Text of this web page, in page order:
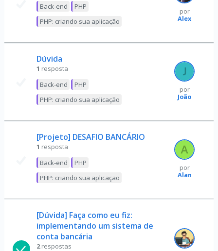
Back-end
PHP
PHP: criando sua aplicação
por
Alex
Dúvida
1 resposta
Back-end
PHP
PHP: criando sua aplicação
por
João
[Projeto] DESAFIO BANCÁRIO
1 resposta
Back-end
PHP
PHP: criando sua aplicação
por
Alan
[Dúvida] Faça como eu fiz:
implementando um sistema de
conta bancária
2 respostas